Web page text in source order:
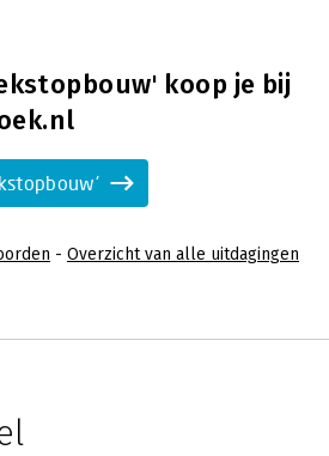
koop je bij
- Overzicht van alle uitdagingen